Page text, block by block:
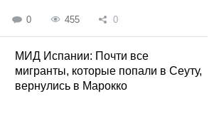
0 455 0
МИД Испании: Почти все
мигранты, которые попали в Сеуту,
вернулись в Марокко